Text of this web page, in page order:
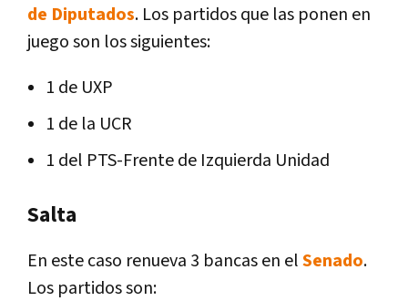
de Diputados. Los partidos que las ponen en
juego son los siguientes:
1 de UXP
1 de la UCR
1 del PTS-Frente de Izquierda Unidad
Salta
En este caso renueva 3 bancas en elSenado.
Los partidos son: